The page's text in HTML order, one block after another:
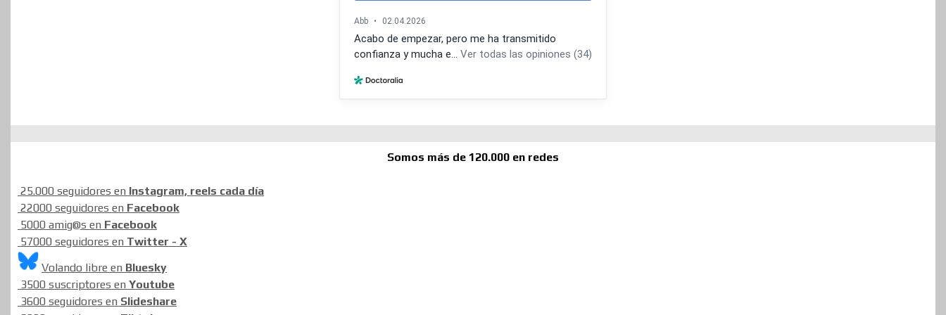
Somos más de 120.000 en redes
25.000 seguidores en Instagram, reels cada día
22000 seguidores en Facebook
5000 amig@s en Facebook
57000 seguidores en Twitter - X
Volando libre en Bluesky
3500 suscriptores en Youtube
3600 seguidores en Slideshare